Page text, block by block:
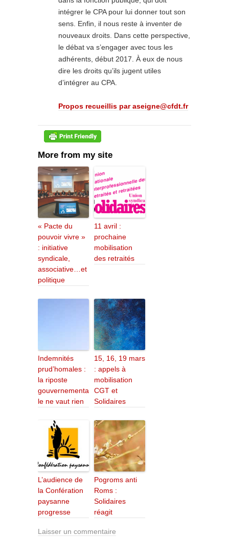
intégrer le CPA pour lui donner tout son
sens. Enfin, il nous reste à inventer de
nouveaux droits. Dans cette perspective,
le débat va s’engager avec tous les
adhérents, début 2017. À eux de nous
dire les droits qu’ils jugent utiles
d’intégrer au CPA.
Propos recueillis par aseigne@cfdt.fr
More from my site
« Pacte du
pouvoir vivre »
: initiative
syndicale,
associative…et
politique
11 avril :
prochaine
mobilisation
des retraités
Indemnités
prud’homales :
la riposte
gouvernementa
le ne vaut rien
15, 16, 19 mars
: appels à
mobilisation
CGT et
Solidaires
L’audience de
la Confération
paysanne
progresse
Pogroms anti
Roms :
Solidaires
réagit
Laisser un commentaire